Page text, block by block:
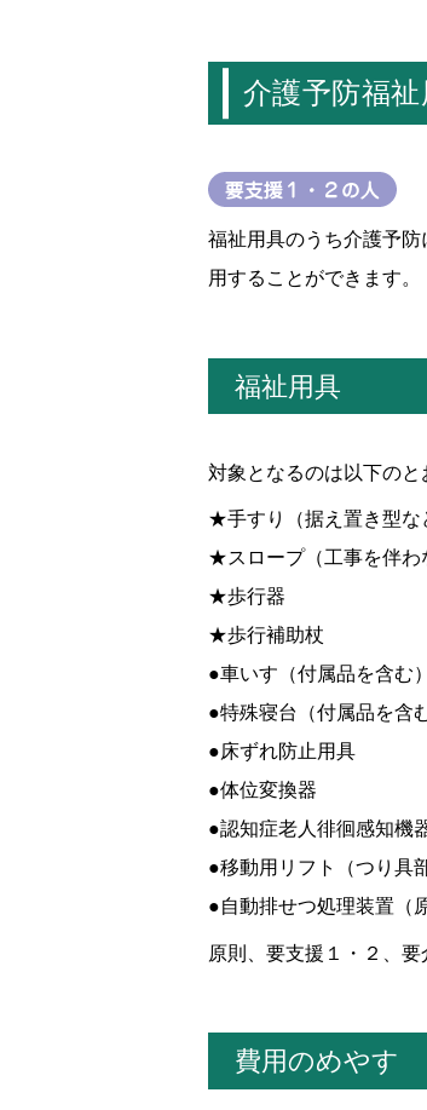
介護予防福
福祉用具のうち介護予
用することができます。
福祉用具
対象となるのは以下のと
★手すり（据え置き型な
★スロープ（工事を伴わ
★歩行器
★歩行補助杖
●車いす（付属品を含む）
●特殊寝台（付属品を含む
●床ずれ防止用具
●体位変換器
●認知症老人徘徊感知機
●移動用リフト（つり具
●自動排せつ処理装置（
原則、要支援１・２、
費用のめやす